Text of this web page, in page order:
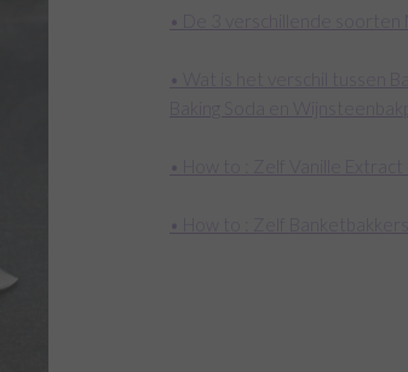
• De 3 verschillende soorten
• Wat is het verschil tussen
Baking Soda en
• How to : Zelf Vanille Extract
• How to : Zelf